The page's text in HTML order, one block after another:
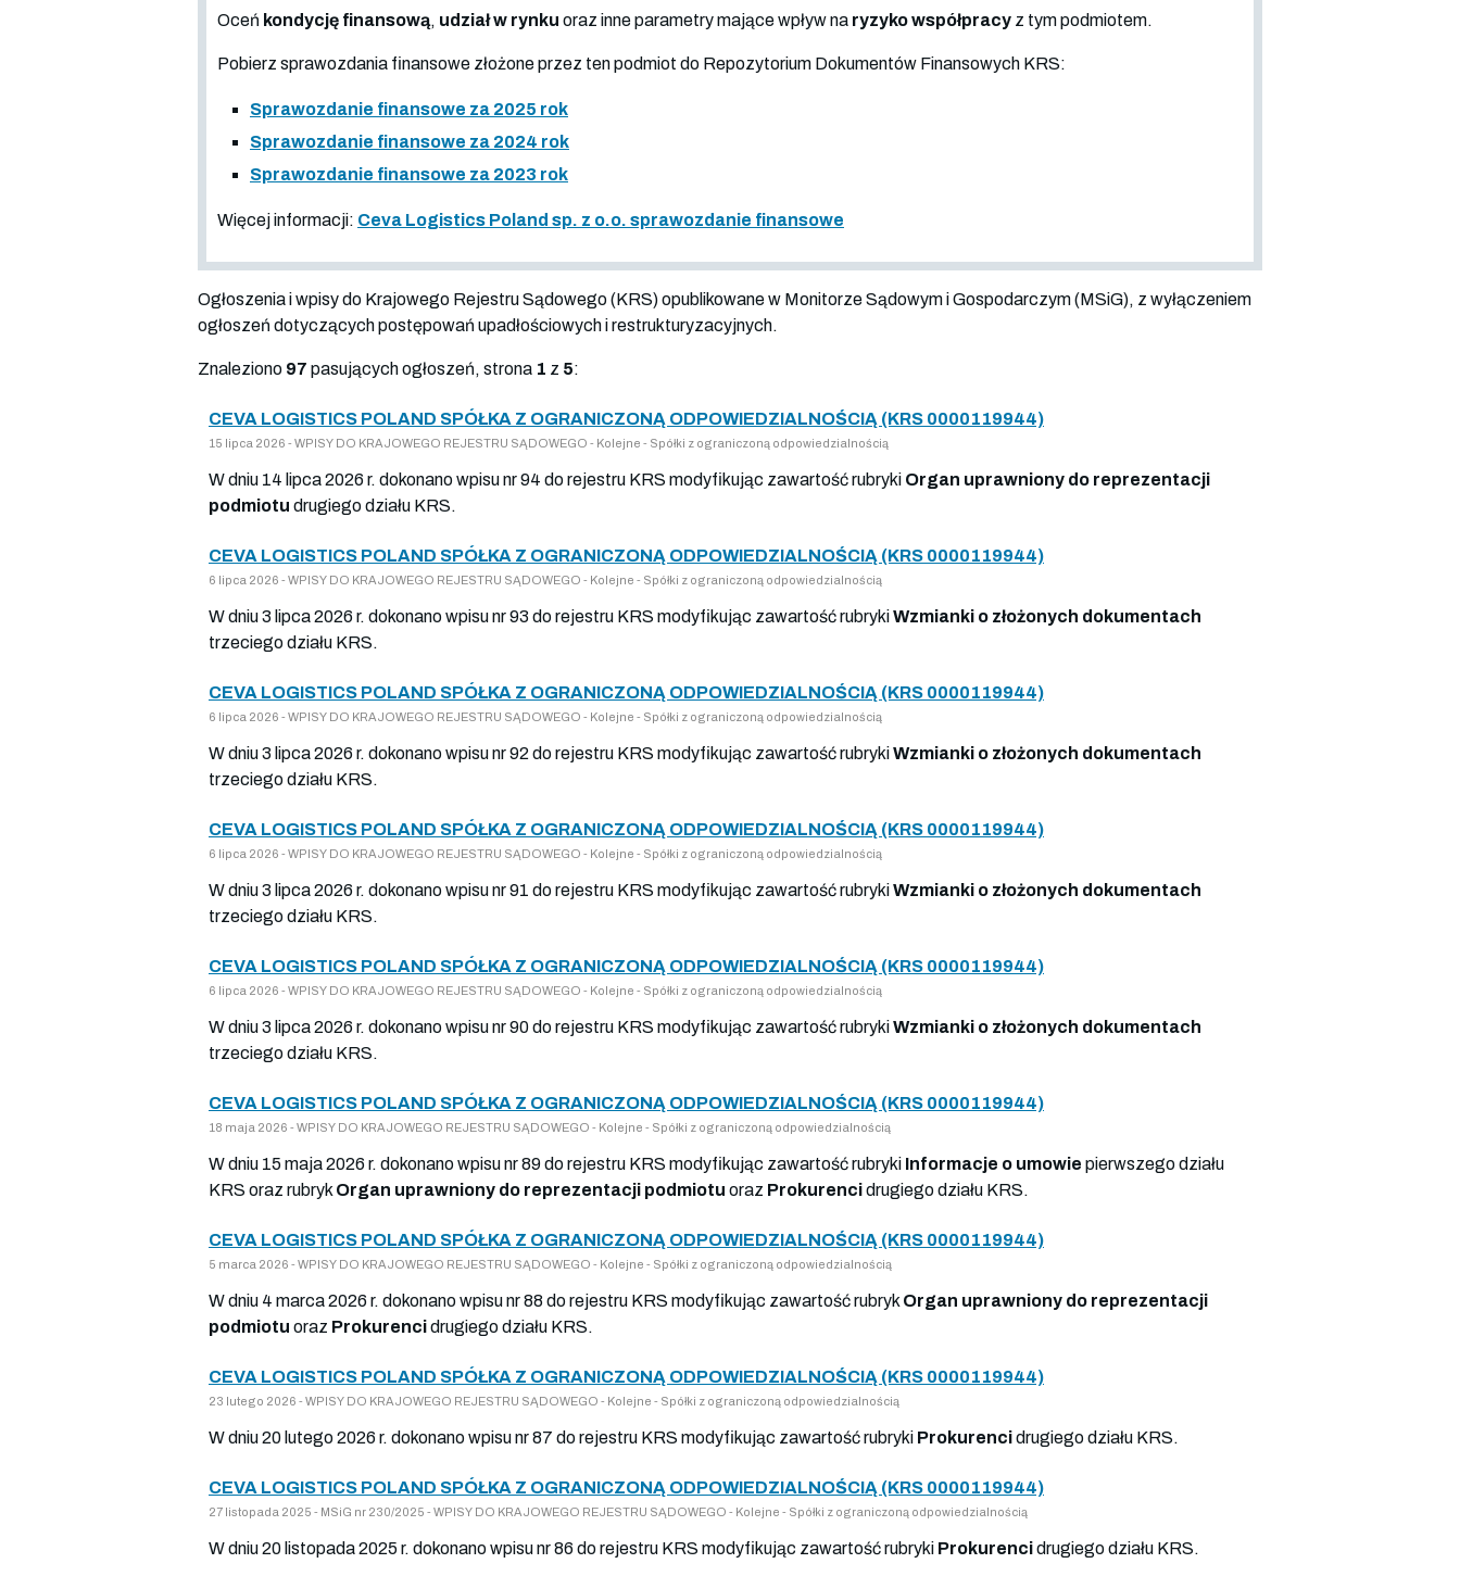
Oceń kondycję finansową, udział w rynku oraz inne parametry mające wpływ na ryzyko współpracy z tym podmiotem.
Pobierz sprawozdania finansowe złożone przez ten podmiot do Repozytorium Dokumentów Finansowych KRS:
Sprawozdanie finansowe za 2025 rok
Sprawozdanie finansowe za 2024 rok
Sprawozdanie finansowe za 2023 rok
Więcej informacji: Ceva Logistics Poland sp. z o.o. sprawozdanie finansowe
Ogłoszenia i wpisy do Krajowego Rejestru Sądowego (KRS) opublikowane w Monitorze Sądowym i Gospodarczym (MSiG), z wyłączeniem
ogłoszeń dotyczących postępowań upadłościowych i restrukturyzacyjnych.
Znaleziono 97 pasujących ogłoszeń, strona 1 z 5:
CEVA LOGISTICS POLAND SPÓŁKA Z OGRANICZONĄ ODPOWIEDZIALNOŚCIĄ (KRS 0000119944)
15 lipca 2026 - WPISY DO KRAJOWEGO REJESTRU SĄDOWEGO - Kolejne - Spółki z ograniczoną odpowiedzialnością
W dniu 14 lipca 2026 r. dokonano wpisu nr 94 do rejestru KRS modyfikując zawartość rubryki Organ uprawniony do reprezentacji
podmiotu drugiego działu KRS.
CEVA LOGISTICS POLAND SPÓŁKA Z OGRANICZONĄ ODPOWIEDZIALNOŚCIĄ (KRS 0000119944)
6 lipca 2026 - WPISY DO KRAJOWEGO REJESTRU SĄDOWEGO - Kolejne - Spółki z ograniczoną odpowiedzialnością
W dniu 3 lipca 2026 r. dokonano wpisu nr 93 do rejestru KRS modyfikując zawartość rubrykiWzmianki o złożonych dokumentach
trzeciego działu KRS.
CEVA LOGISTICS POLAND SPÓŁKA Z OGRANICZONĄ ODPOWIEDZIALNOŚCIĄ (KRS 0000119944)
6 lipca 2026 - WPISY DO KRAJOWEGO REJESTRU SĄDOWEGO - Kolejne - Spółki z ograniczoną odpowiedzialnością
W dniu 3 lipca 2026 r. dokonano wpisu nr 92 do rejestru KRS modyfikując zawartość rubrykiWzmianki o złożonych dokumentach
trzeciego działu KRS.
CEVA LOGISTICS POLAND SPÓŁKA Z OGRANICZONĄ ODPOWIEDZIALNOŚCIĄ (KRS 0000119944)
6 lipca 2026 - WPISY DO KRAJOWEGO REJESTRU SĄDOWEGO - Kolejne - Spółki z ograniczoną odpowiedzialnością
W dniu 3 lipca 2026 r. dokonano wpisu nr 91 do rejestru KRS modyfikując zawartość rubrykiWzmianki o złożonych dokumentach
trzeciego działu KRS.
CEVA LOGISTICS POLAND SPÓŁKA Z OGRANICZONĄ ODPOWIEDZIALNOŚCIĄ (KRS 0000119944)
6 lipca 2026 - WPISY DO KRAJOWEGO REJESTRU SĄDOWEGO - Kolejne - Spółki z ograniczoną odpowiedzialnością
W dniu 3 lipca 2026 r. dokonano wpisu nr 90 do rejestru KRS modyfikując zawartość rubrykiWzmianki o złożonych dokumentach
trzeciego działu KRS.
CEVA LOGISTICS POLAND SPÓŁKA Z OGRANICZONĄ ODPOWIEDZIALNOŚCIĄ (KRS 0000119944)
18 maja 2026 - WPISY DO KRAJOWEGO REJESTRU SĄDOWEGO - Kolejne - Spółki z ograniczoną odpowiedzialnością
W dniu 15 maja 2026 r. dokonano wpisu nr 89 do rejestru KRS modyfikując zawartość rubryki Informacje o umowie pierwszego działu
KRS oraz rubryk Organ uprawniony do reprezentacji podmiotu oraz Prokurencidrugiego działu KRS.
CEVA LOGISTICS POLAND SPÓŁKA Z OGRANICZONĄ ODPOWIEDZIALNOŚCIĄ (KRS 0000119944)
5 marca 2026 - WPISY DO KRAJOWEGO REJESTRU SĄDOWEGO - Kolejne - Spółki z ograniczoną odpowiedzialnością
W dniu 4 marca 2026 r. dokonano wpisu nr 88 do rejestru KRS modyfikując zawartość rubryk Organ uprawniony do reprezentacji
podmiotu oraz Prokurencidrugiego działu KRS.
CEVA LOGISTICS POLAND SPÓŁKA Z OGRANICZONĄ ODPOWIEDZIALNOŚCIĄ (KRS 0000119944)
23 lutego 2026 - WPISY DO KRAJOWEGO REJESTRU SĄDOWEGO - Kolejne - Spółki z ograniczoną odpowiedzialnością
W dniu 20 lutego 2026 r. dokonano wpisu nr 87 do rejestru KRS modyfikując zawartość rubryki Prokurencidrugiego działu KRS.
CEVA LOGISTICS POLAND SPÓŁKA Z OGRANICZONĄ ODPOWIEDZIALNOŚCIĄ (KRS 0000119944)
27 listopada 2025 - MSiG nr 230/2025 - WPISY DO KRAJOWEGO REJESTRU SĄDOWEGO - Kolejne - Spółki z ograniczoną odpowiedzialnością
W dniu 20 listopada 2025 r. dokonano wpisu nr 86 do rejestru KRS modyfikując zawartość rubryki Prokurencidrugiego działu KRS.